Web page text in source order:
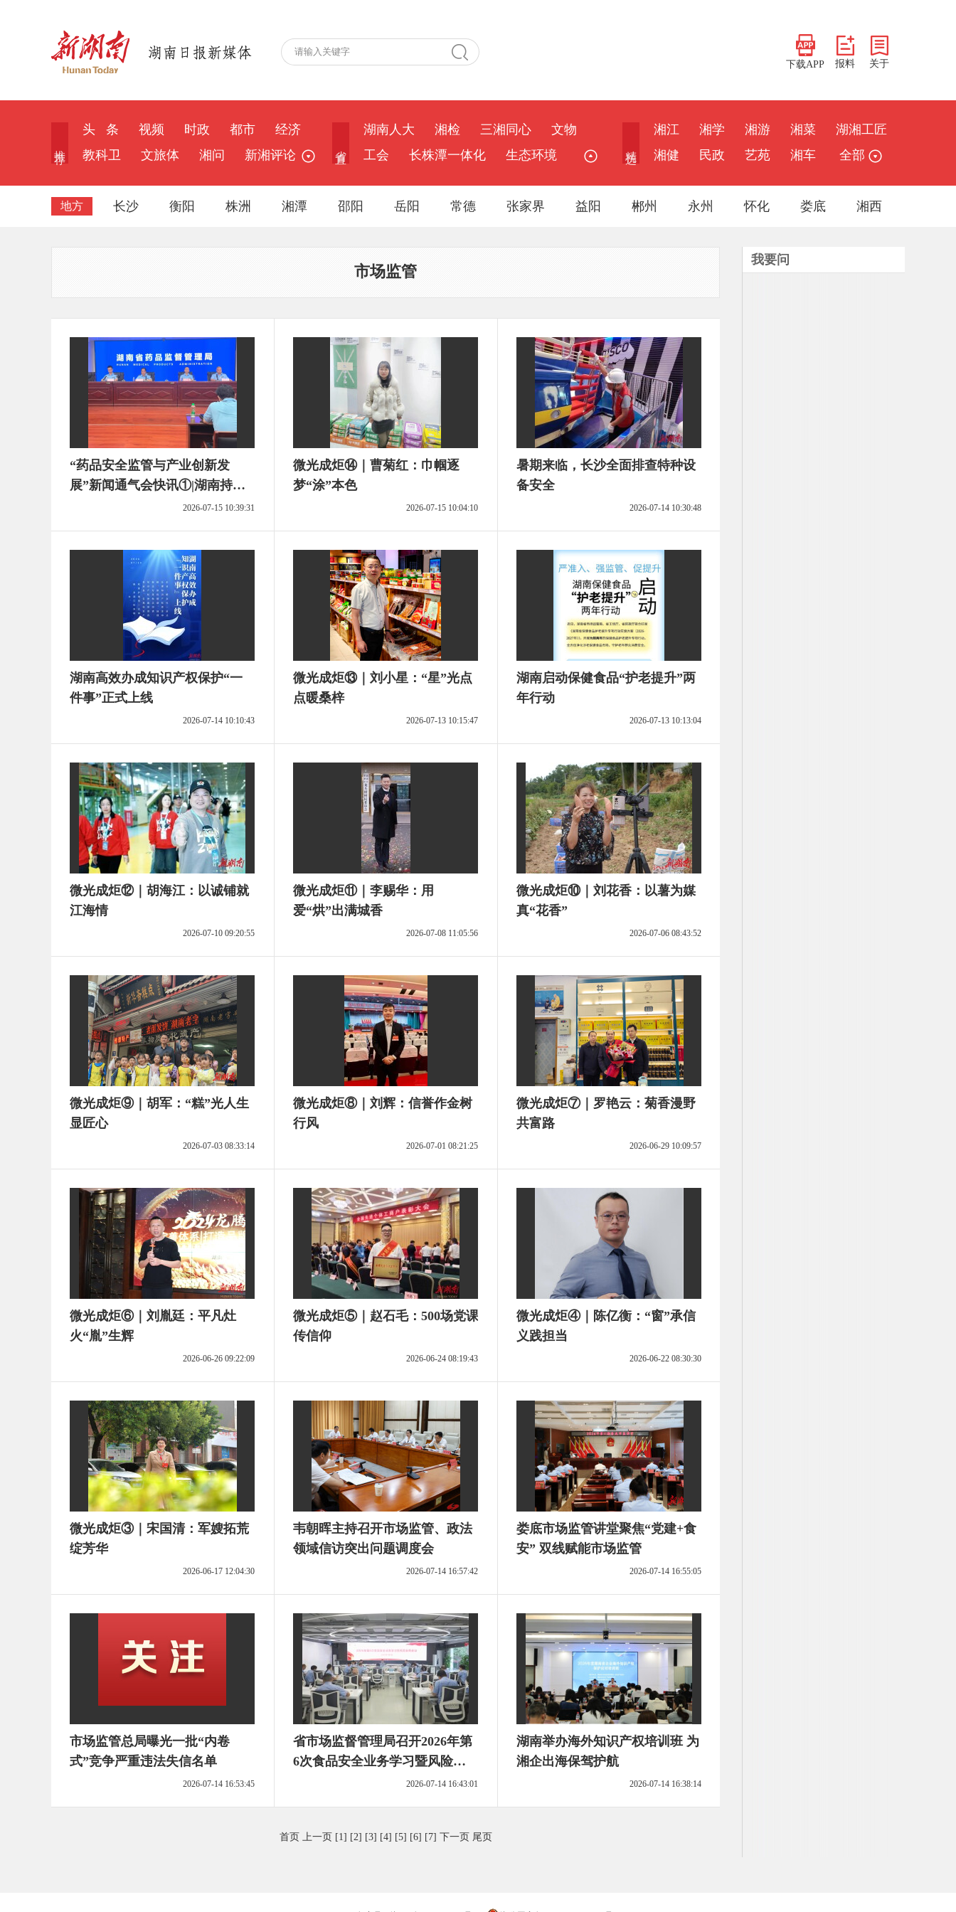
下载APP 报料 关于
头 条 视频 时政 都市
经济
教科卫
文旅体 湘问 新湘评论
湖南人大 湘检 三湘同心
文物
工会
长株潭一体化 生态环境
湘江 湘学 湘游 湘菜
湖湘工匠
湘健
民政 艺苑 湘车 全部
地方 长沙 衡阳 株洲 湘潭 邵阳 岳阳 常德 张家界 益阳 郴州 永州 怀化 娄底 湘西
市场监管
“药品安全监管与产业创新发
展”新闻通气会快讯①|湖南持续
开展药品安全“铸剑行动”“清
2026-07-15 10:39:31
微光成炬⑭｜曹菊红：巾帼逐
梦“涂”本色
2026-07-15 10:04:10
暑期来临，长沙全面排查特种设
备安全
2026-07-14 10:30:48
湖南高效办成知识产权保护“一
件事”正式上线
2026-07-14 10:10:43
微光成炬⑬｜刘小星：“星”光点
点暖桑梓
2026-07-13 10:15:47
湖南启动保健食品“护老提升”两
年行动
2026-07-13 10:13:04
微光成炬⑫｜胡海江：以诚铺就
江海情
2026-07-10 09:20:55
微光成炬⑪｜李赐华：用
爱“烘”出满城香
2026-07-08 11:05:56
微光成炬⑩｜刘花香：以薯为媒
真“花香”
2026-07-06 08:43:52
微光成炬⑨｜胡军：“糕”光人生
显匠心
2026-07-03 08:33:14
微光成炬⑧｜刘辉：信誉作金树
行风
2026-07-01 08:21:25
微光成炬⑦｜罗艳云：菊香漫野
共富路
2026-06-29 10:09:57
微光成炬⑥｜刘胤廷：平凡灶
火“胤”生辉
2026-06-26 09:22:09
微光成炬⑤｜赵石毛：500场党课
传信仰
2026-06-24 08:19:43
微光成炬④｜陈亿衡：“窗”承信
义践担当
2026-06-22 08:30:30
微光成炬③｜宋国清：军嫂拓荒
绽芳华
2026-06-17 12:04:30
韦朝晖主持召开市场监管、政法
领域信访突出问题调度会
2026-07-14 16:57:42
娄底市场监管讲堂聚焦“党建+食
安” 双线赋能市场监管
2026-07-14 16:55:05
市场监管总局曝光一批“内卷
式”竞争严重违法失信名单
2026-07-14 16:53:45
省市场监督管理局召开2026年第
6次食品安全业务学习暨风险会
2026-07-14 16:43:01
湖南举办海外知识产权培训班 为
湘企出海保驾护航
2026-07-14 16:38:14
首页 上一页 [1] [2] [3] [4] [5] [6] [7] 下一页 尾页
我要问